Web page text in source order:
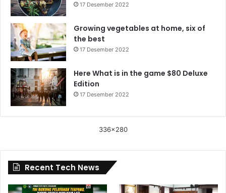
17 Desember 2022
Growing vegetables at home, six of
the best
17 Desember 2022
Here What is in the game $80 Deluxe
Edition
17 Desember 2022
336x280
Recent Tech News